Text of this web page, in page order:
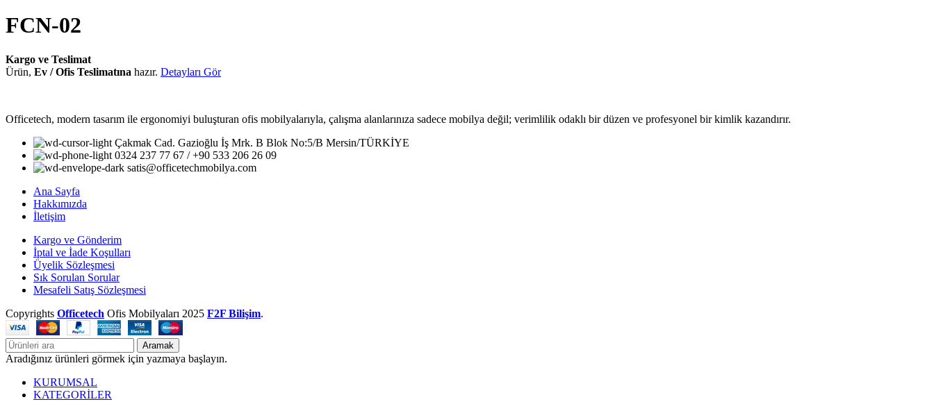
FCN-02
Kargo ve Teslimat
Ürün, Ev / Ofis Teslimatına hazır. Detayları Gör
Officetech, modern tasarım ile ergonomiyi buluşturan ofis mobilyalarıyla, çalışma alanlarınıza sadece mobilya değil; verimlilik odaklı bir düzen ve profesyonel bir kimlik kazandırır.
Çakmak Cad. Gazioğlu İş Mrk. B Blok No:5/B Mersin/TÜRKİYE
0324 237 77 67 / +90 533 206 26 09
satis@officetechmobilya.com
Ana Sayfa
Hakkımızda
İletişim
Kargo ve Gönderim
İptal ve İade Koşulları
Üyelik Sözleşmesi
Sık Sorulan Sorular
Mesafeli Satış Sözleşmesi
Copyrights Officetech Ofis Mobilyaları 2025 F2F Bilişim.
Aramak
Aradığınız ürünleri görmek için yazmaya başlayın.
KURUMSAL
KATEGORİLER